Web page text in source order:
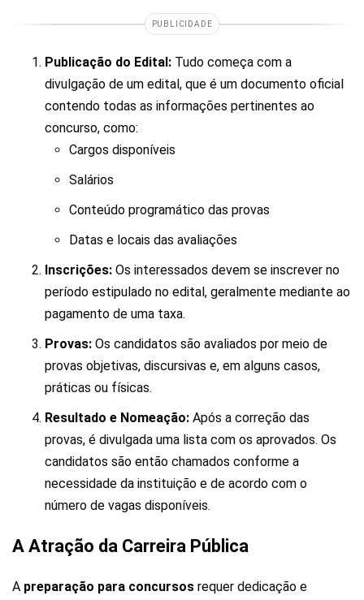
PUBLICIDADE
Publicação do Edital: Tudo começa com a
divulgação de um edital, que é um documento oficial
contendo todas as informações pertinentes ao
concurso, como:
Cargos disponíveis
Salários
Conteúdo programático das provas
Datas e locais das avaliações
Inscrições: Os interessados devem se inscrever no
período estipulado no edital, geralmente mediante ao
pagamento de uma taxa.
Provas: Os candidatos são avaliados por meio de
provas objetivas, discursivas e, em alguns casos,
práticas ou físicas.
Resultado e Nomeação: Após a correção das
provas, é divulgada uma lista com os aprovados. Os
candidatos são então chamados conforme a
necessidade da instituição e de acordo com o
número de vagas disponíveis.
A Atração da Carreira Pública
A preparação para concursos requer dedicação e